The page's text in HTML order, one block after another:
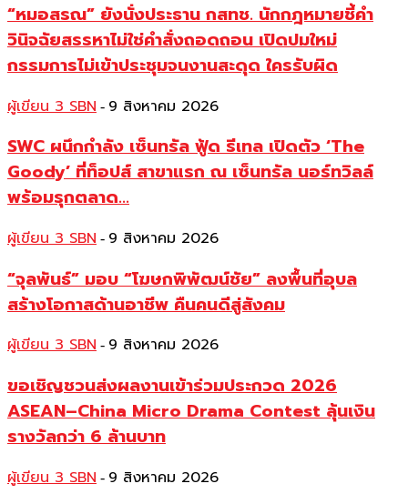
“หมอสรณ” ยังนั่งประธาน กสทช. นักกฎหมายชี้คำ
วินิจฉัยสรรหาไม่ใช่คำสั่งถอดถอน เปิดปมใหม่
กรรมการไม่เข้าประชุมจนงานสะดุด ใครรับผิด
ผู้เขียน 3 SBN - 9 สิงหาคม 2026
SWC ผนึกกำลัง เซ็นทรัล ฟู้ด รีเทล เปิดตัว ‘The
Goody’ ที่ท็อปส์ สาขาแรก ณ เซ็นทรัล นอร์ทวิลล์
พร้อมรุกตลาด...
ผู้เขียน 3 SBN - 9 สิงหาคม 2026
“จุลพันธ์” มอบ “โฆษกพิพัฒน์ชัย” ลงพื้นที่อุบล
สร้างโอกาสด้านอาชีพ คืนคนดีสู่สังคม
ผู้เขียน 3 SBN - 9 สิงหาคม 2026
ขอเชิญชวนส่งผลงานเข้าร่วมประกวด 2026
ASEAN–China Micro Drama Contest ลุ้นเงิน
รางวัลกว่า 6 ล้านบาท
ผู้เขียน 3 SBN - 9 สิงหาคม 2026